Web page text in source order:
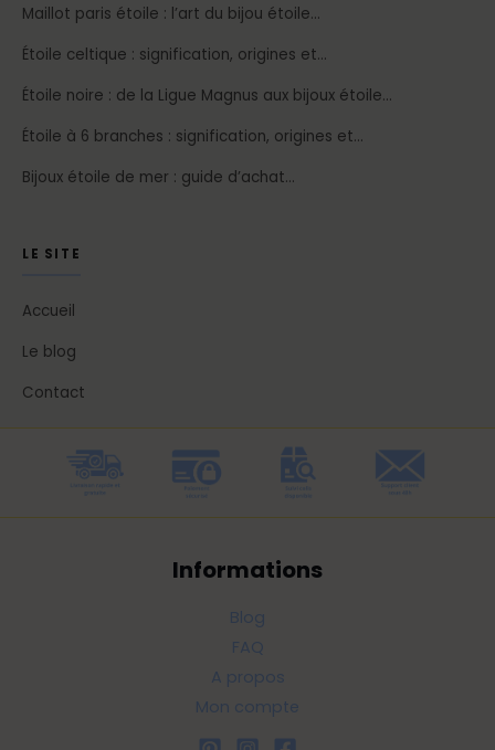
Maillot paris étoile : l’art du bijou étoile…
Étoile celtique : signification, origines et…
Étoile noire : de la Ligue Magnus aux bijoux étoile…
Étoile à 6 branches : signification, origines et…
Bijoux étoile de mer : guide d’achat…
LE SITE
Accueil
Le blog
Contact
Informations
Blog
FAQ
A propos
Mon compte